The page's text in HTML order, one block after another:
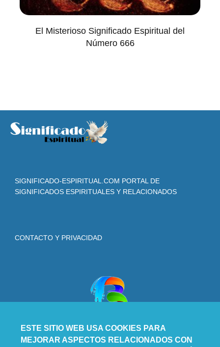
El Misterioso Significado Espiritual del
Número 666
SIGNIFICADO-ESPIRITUAL.COM PORTAL DE
SIGNIFICADOS ESPIRITUALES Y RELACIONADOS
CONTACTO Y PRIVACIDAD
ESTE SITIO WEB USA COOKIES PARA
MEJORAR ASPECTOS RELACIONADOS CON